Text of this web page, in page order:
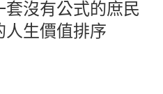
沒有公式的庶民
人生價值排序